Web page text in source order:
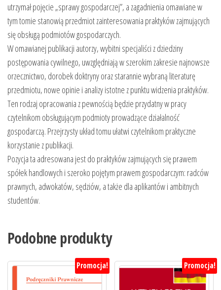
utrzymał pojęcie „sprawy gospodarczej”, a zagadnienia omawiane w
tym tomie stanowią przedmiot zainteresowania praktyków zajmujących
się obsługą podmiotów gospodarczych.
W omawianej publikacji autorzy, wybitni specjaliści z dziedziny
postępowania cywilnego, uwzględniają w szerokim zakresie najnowsze
orzecznictwo, dorobek doktryny oraz starannie wybraną literaturę
przedmiotu, nowe opinie i analizy istotne z punktu widzenia praktyków.
Ten rodzaj opracowania z pewnością będzie przydatny w pracy
czytelnikom obsługującym podmioty prowadzące działalność
gospodarczą. Przejrzysty układ tomu ułatwi czytelnikom praktyczne
korzystanie z publikacji.
Pozycja ta adresowana jest do praktyków zajmujących się prawem
spółek handlowych i szeroko pojętym prawem gospodarczym: radców
prawnych, adwokatów, sędziów, a także dla aplikantów i ambitnych
studentów.
Podobne produkty
Promocja! Promocja!